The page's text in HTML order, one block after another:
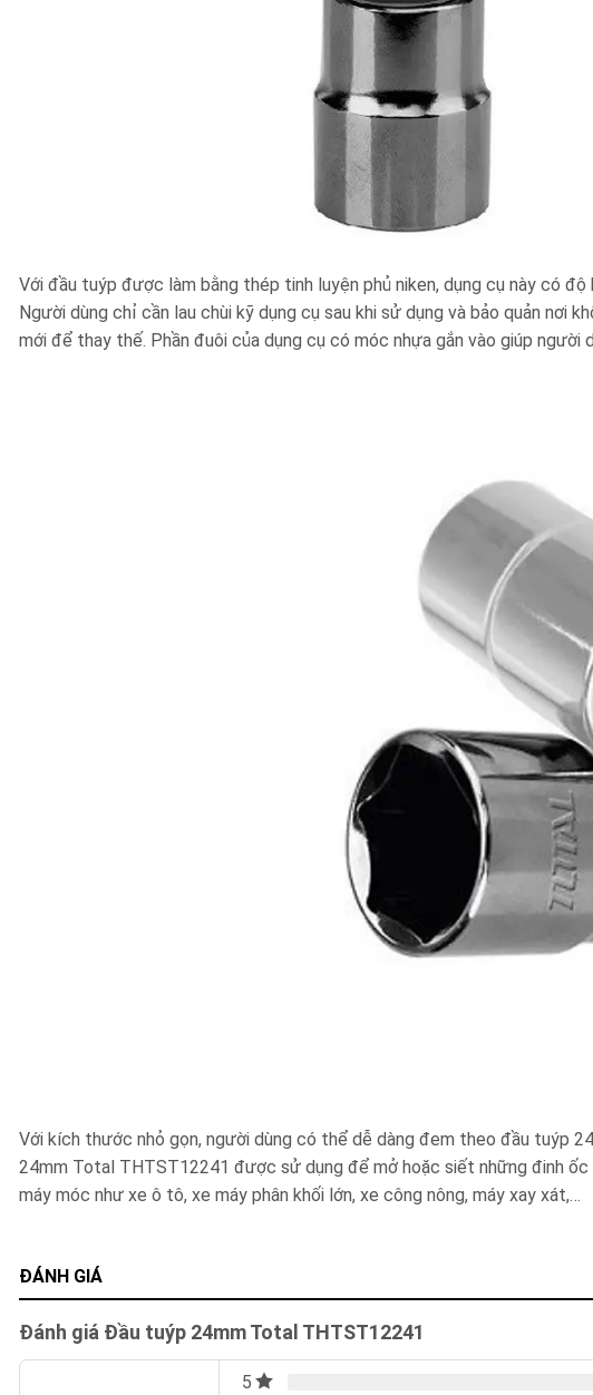
Với đầu tuýp được làm bằng thép tinh luyện phủ niken, dụng cụ này có
Người dùng chỉ cần lau chùi kỹ dụng cụ sau khi sử dụng và bảo quản
mới để thay thế. Phần đuôi của dụng cụ có móc nhựa gắn vào giúp
Với kích thước nhỏ gọn, người dùng có thể dễ dàng đem theo đầu tuýp
24mm Total THTST12241 được sử dụng để mở hoặc siết những đinh
máy móc như xe ô tô, xe máy phân khối lớn, xe công nông, máy xay xát,…
ĐÁNH GIÁ
Đánh giá Đầu tuýp 24mm Total THTST12241
5